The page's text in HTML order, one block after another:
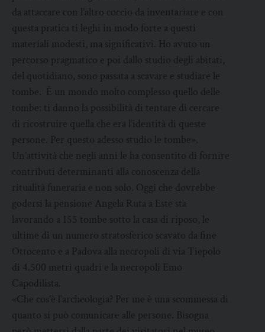
da attaccare con l’altro coccio da inventariare e con
questa pratica ti leghi in modo forte a questi
materiali modesti, ma significativi. Ho avuto un
percorso pragmatico e poi dallo studio degli abitati,
del quotidiano, sono passata a scavare e studiare le
tombe. È un mondo molto complesso quello delle
tombe: ti danno la possibilità di tentare di cercare
di ricostruire quella che era l’identità di queste
persone. Per questo adesso studio le tombe».
Un’attività che negli anni le ha consentito di fornire
contributi determinanti alla conoscenza della
ritualità funeraria e non solo. Oggi che dovrebbe
godersi la pensione Angela Ruta a Este sta
lavorando a 155 tombe sotto la casa di riposo, le
ultime di un numero stratosferico scavato da fine
Ottocento e a Padova alla necropoli di via Tiepolo
di 4.500 metri quadri e la necropoli Emo
Capodilista.
«Che cos’è l’archeologia? Per me è una scommessa di
quanto si può comunicare alle persone. Bisogna